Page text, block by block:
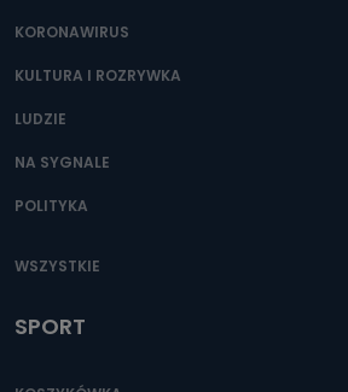
KORONAWIRUS
KULTURA I ROZRYWKA
LUDZIE
NA SYGNALE
POLITYKA
WSZYSTKIE
SPORT